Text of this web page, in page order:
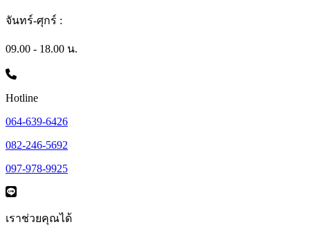
จันทร์-ศุกร์ :
09.00 - 18.00 น.
Hotline
064-639-6426
082-246-5692
097-978-9925
เราช่วยคุณได้